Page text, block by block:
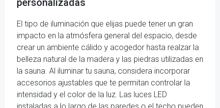
personalizadas
El tipo de iluminación que elijas puede tener un gran
impacto en la atmósfera general del espacio, desde
crear un ambiente cálido y acogedor hasta realzar la
belleza natural de la madera y las piedras utilizadas en
la sauna. Al iluminar tu sauna, considera incorporar
accesorios ajustables que te permitan controlar la
intensidad y el color de la luz. Las luces LED